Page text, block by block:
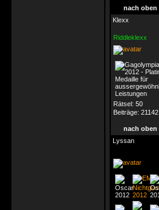
nach oben
Klexx
Riddleklexx
Rätsel: 50
Beiträge: 21142
nach oben
Lyssan